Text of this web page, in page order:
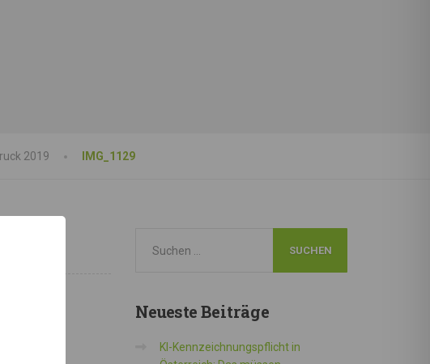
2019 IMG_1129
NeuesteBeiträge
KI-Kennzeichnungspflicht in